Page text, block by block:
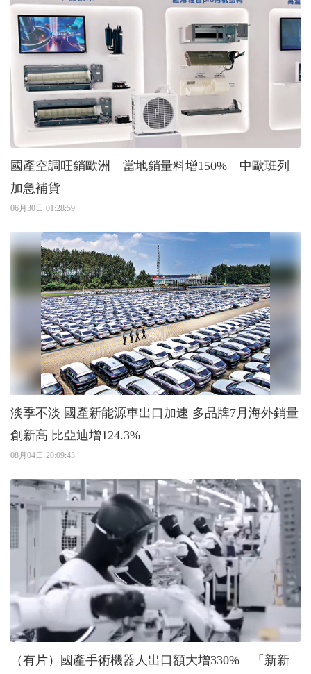
國產空調旺銷歐洲 當地銷量料增150% 中歐班列
加急補貨
06月30日 01:28:59
淡季不淡 國產新能源車出口加速 多品牌7月海外銷量
創新高 比亞迪增124.3%
08月04日 20:09:43
（有片）國產手術機器人出口額大增330% 「新新